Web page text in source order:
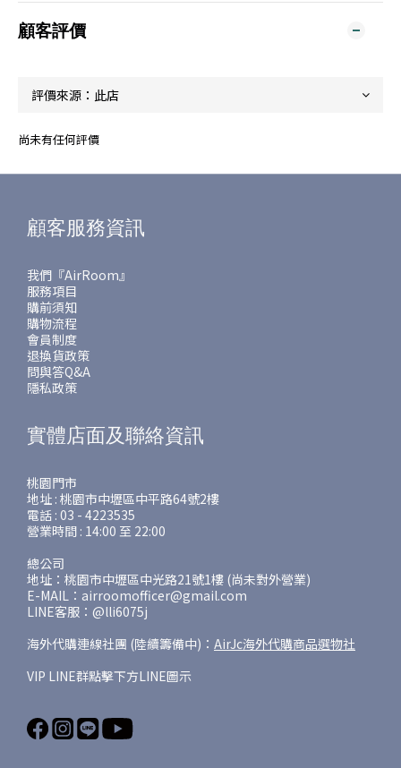
顧客評價
尚未有任何評價
顧客服務資訊
我們『AirRoom』
服務項目
購前須知
購物流程
會員制度
退換貨政策
問與答Q&A
隱私政策
實體店面及聯絡資訊
桃園門市
地址 : 桃園市中壢區中平路64號2樓
電話 : 03 - 4223535
營業時間 : 14:00 至 22:00
總公司
地址：桃園市中壢區中光路21號1樓 (尚未對外營業)
E-MAIL：airroomofficer@gmail.com
LINE客服：@lli6075j
海外代購連線社團 (陸續籌備中)： AirJc海外代購商品選物社
VIP LINE群點擊下方LINE圖示